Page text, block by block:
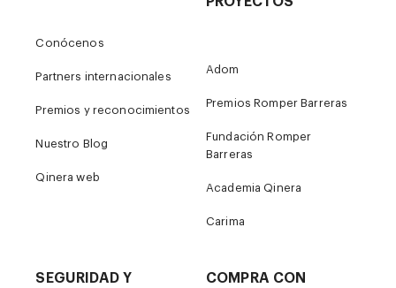
Conócenos
Partners internacionales
Premios y reconocimientos
Nuestro Blog
Qinera web
Adom
Premios Romper Barreras
Fundación Romper
Barreras
Academia Qinera
Carima
SEGURIDAD Y
COMPRA CON